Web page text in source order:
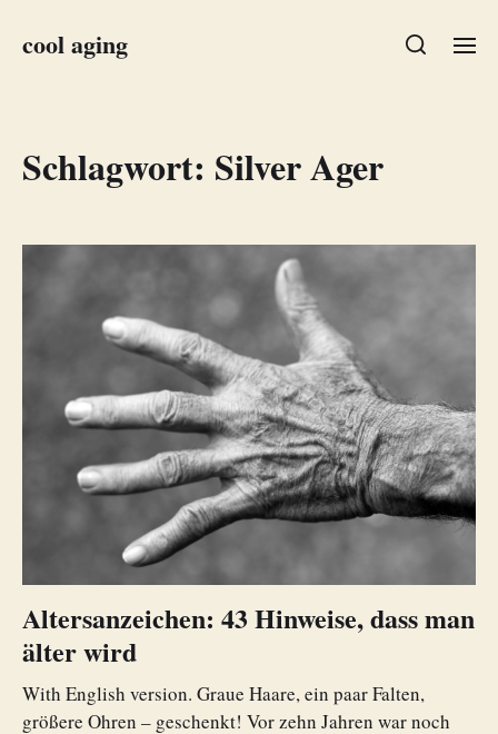
cool aging
Schlagwort: Silver Ager
Altersanzeichen: 43 Hinweise, dass man
älter wird
With English version. Graue Haare, ein paar Falten,
größere Ohren – geschenkt! Vor zehn Jahren war noch